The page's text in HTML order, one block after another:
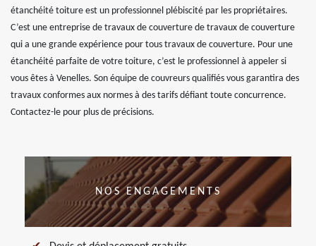
étanchéité toiture est un professionnel plébiscité par les propriétaires.
C’est une entreprise de travaux de couverture de travaux de couverture
qui a une grande expérience pour tous travaux de couverture. Pour une
étanchéité parfaite de votre toiture, c’est le professionnel à appeler si
vous êtes à Venelles. Son équipe de couvreurs qualifiés vous garantira des
travaux conformes aux normes à des tarifs défiant toute concurrence.
Contactez-le pour plus de précisions.
NOS ENGAGEMENTS